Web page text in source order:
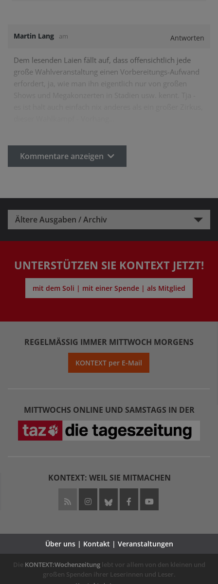
Martin Lang am Antworten
Dem lesenden Laien fällt auf, dass offensichtlich jede
große Wahlveranstaltung einen Vorbereitungs-Aufwand
erfordert, ja, wie man ihn eigentlich nur von großen
Kommentare anzeigen
Ältere Ausgaben / Archiv
UNTERSTÜTZEN SIE KONTEXT JETZT!
mit dem Soli | mit einer Spende | als Mitglied
REGELMÄSSIG IMMER MITTWOCH MORGENS
KONTEXT per E-Mail
MITTWOCHS ONLINE UND SAMSTAGS IN DER
KONTEXT: WEIL SIE MITMACHEN
Über uns | Kontakt | Veranstaltungen
Die KONTEXT:Wochenzeitunglebt vor allem von den kleinen und
großen Spenden ihrer Leserinnen und Leser.